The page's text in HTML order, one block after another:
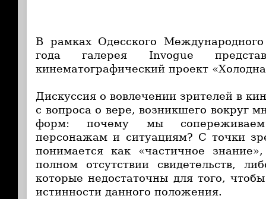
В рамках Одесского
года галерея Invogue
кинематографический проект
Дискуссия о вовлечении зрителей в
с вопроса о вере, возникшего вокруг
форм: почему мы
персонажам и ситуациям? С точки
понимается как «частичное
полном отсутствии свидетельств,
которые недостаточны для того,
истинности данного положения.